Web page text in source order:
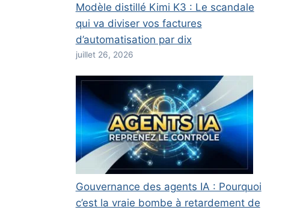
Modèle distillé Kimi K3 : Le scandale
qui va diviser vos factures
d’automatisation par dix
juillet 26, 2026
Gouvernance des agents IA : Pourquoi
c’est la vraie bombe à retardement de